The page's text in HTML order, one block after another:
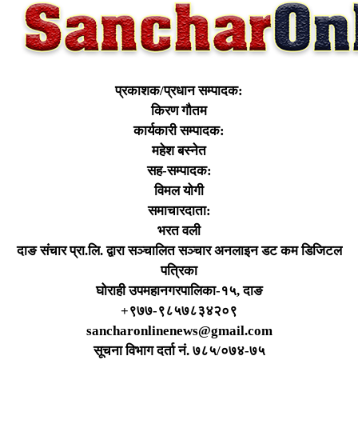
प्रकाशक/प्रधान सम्पादक:
किरण गौतम
कार्यकारी सम्पादक:
महेश बस्नेत
सह-सम्पादक:
विमल योगी
समाचारदाता:
भरत वली
दाङ संचार प्रा.लि. द्वारा सञ्चालित सञ्चार अनलाइन डट कम डिजिटल
पत्रिका
घोराही उपमहानगरपालिका-१५, दाङ
+९७७-९८५७८३४२०९
sancharonlinenews@gmail.com
सूचना विभाग दर्ता न‌ं. ७८५/०७४-७५